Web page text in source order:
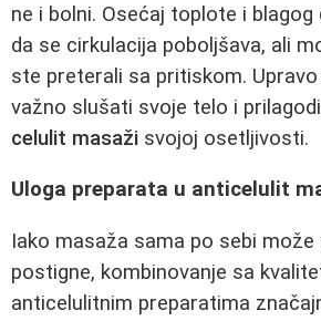
ne i bolni. Osećaj toplote i blagog
da se cirkulacija poboljšava, ali
ste preterali sa pritiskom.
važno slušati svoje telo i
celulit masaži svojoj osetljivosti.
Uloga preparata u anticelulit
Iako masaža sama po sebi može
postigne, kombinovanje sa
anticelulitnim preparatima